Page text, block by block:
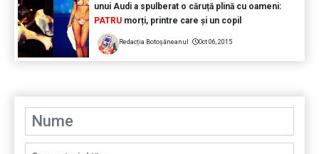
unui Audi a spulberat o căruță plină cu oameni:
PATRUmorți, printre care și un copil
Redacția Botoșăneanul Oct 06, 2015